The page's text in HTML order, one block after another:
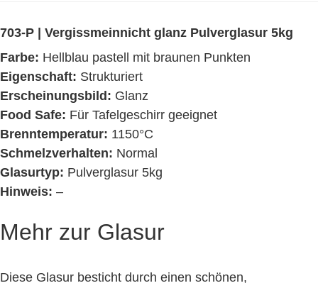
703-P | Vergissmeinnicht glanz Pulverglasur 5kg
Farbe: Hellblau pastell mit braunen Punkten
Eigenschaft: Strukturiert
Erscheinungsbild: Glanz
Food Safe: Für Tafelgeschirr geeignet
Brenntemperatur: 1150°C
Schmelzverhalten: Normal
Glasurtyp: Pulverglasur 5kg
Hinweis: –
Mehr zur Glasur
Diese Glasur besticht durch einen schönen,